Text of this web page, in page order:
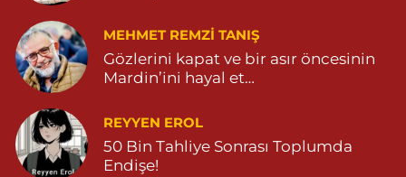
MEHMET REMZI TANIŞ
Gözlerini kapat ve bir asır öncesinin
Mardin’ini hayal et…
REYYEN EROL
50 Bin Tahliye Sonrası Toplumda
Endişe!